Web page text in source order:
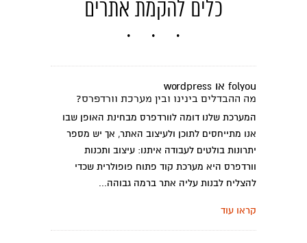
כלים להקמת אתרים
folyou או wordpress
מה ההבדלים בינינו ובין מערכת וורדפרס?
המערכת שלנו דומה לוורדפרס מבחינת האופן שבו
אנו מתייחסים לתוכן ולעיצוב האתר, אך יש מספר
יתרונות בולטים לעבודה איתנו: עיצוב ותכנות
וורדפרס היא מערכת קוד פתוח פופולרית שכדי
להצליח לבנות עליה אתר ברמה גבוהה...
קראו עוד